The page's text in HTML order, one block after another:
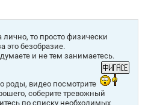
лично, то просто физически
это безобразие.
и не тем занимаетесь.
роды, видео посмотрите
соберите тревожный
по списку необходимых